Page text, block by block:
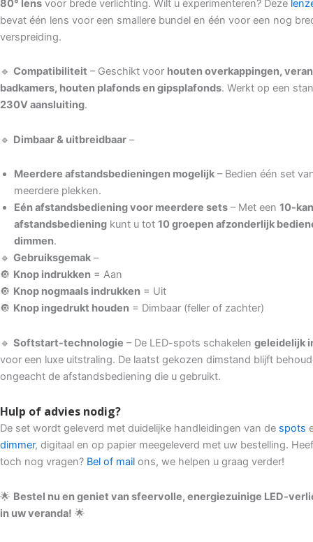
80° lens voor brede verlichting. Wilt u experimenteren? Deze
bevat één lens voor een smallere bundel en één voor een nog
verspreiding.
🔹 Compatibiliteit – Geschikt voor houten overkappingen,
badkamers, houten plafonds en gipsplafonds. Werkt op een
230V aansluiting.
🔹 Dimbaar & uitbreidbaar –
Meerdere afstandsbedieningen mogelijk – Bedien één set
meerdere plekken.
Eén afstandsbediening voor meerdere sets – Met een 10-
afstandsbediening kunt u tot 10 groepen afzonderlijk
dimmen.
🔹 Gebruiksgemak –
🔘 Knop indrukken = Aan
🔘 Knop nogmaals indrukken = Uit
🔘 Knop ingedrukt houden = Dimbaar (feller of zachter)
🔹 Softstart-technologie – De LED-spots schakelen geleidelijk
voor een luxe uitstraling. De laatst gekozen dimstand blijft
ongeacht de afstandsbediening die u gebruikt.
Hulp of advies nodig?
De set wordt geleverd met duidelijke handleidingen van de spots
dimmer, digitaal en op papier meegeleverd met uw bestelling.
toch nog vragen? Bel of mail ons, we helpen u graag verder!
🌟 Bestel nu en geniet van sfeervolle, energiezuinige LED-
in uw veranda! 🌟